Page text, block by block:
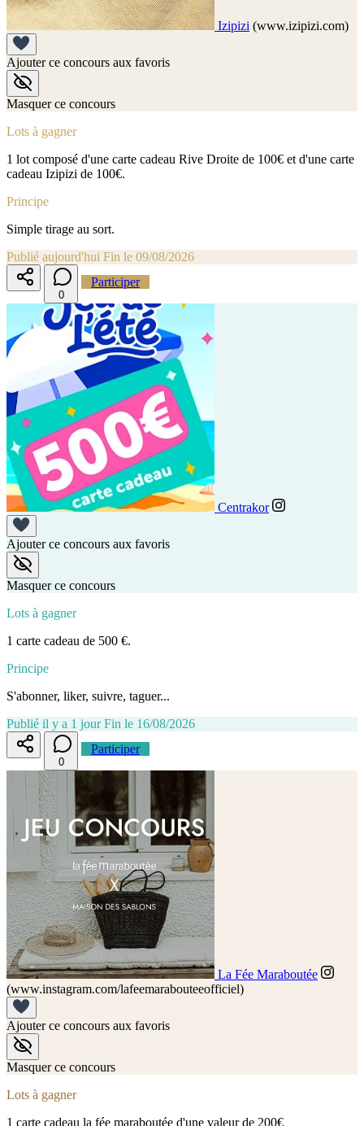
Izipizi (www.izipizi.com)
Ajouter ce concours aux favoris
Masquer ce concours
Lots à gagner
1 lot composé d'une carte cadeau Rive Droite de 100€ et d'une carte
cadeau Izipizi de 100€.
Principe
Simple tirage au sort.
Publié aujourd'hui Fin le 09/08/2026
0
Participer
Centrakor
Ajouter ce concours aux favoris
Masquer ce concours
Lots à gagner
1 carte cadeau de 500 €.
Principe
S'abonner, liker, suivre, taguer...
Publié il y a 1 jour Fin le 16/08/2026
0
Participer
La Fée Maraboutée
(www.instagram.com/lafeemarabouteeofficiel)
Ajouter ce concours aux favoris
Masquer ce concours
Lots à gagner
1 carte cadeau la fée maraboutée d'une valeur de 200€